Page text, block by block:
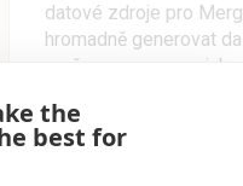
datové zdroje pro
hromadně generovat
změna v seznamu,
vaše přehledy budou
více projektů a
the
best for